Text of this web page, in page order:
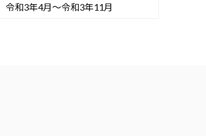
令和3年4月～令和3年11月